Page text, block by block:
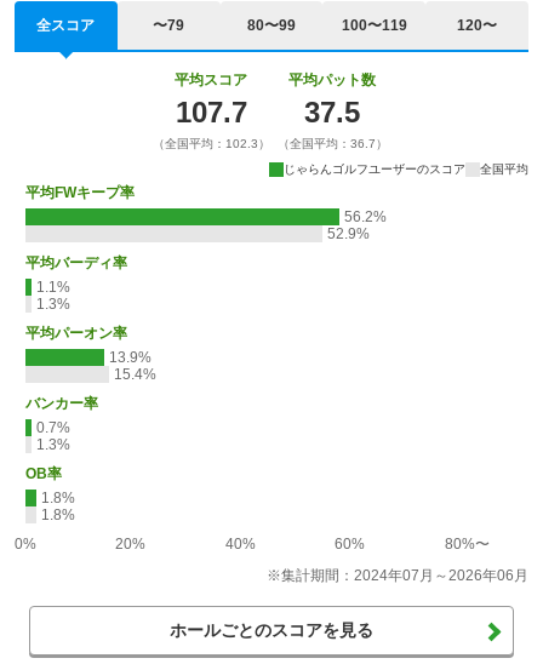
全スコア 〜79 80〜99 100〜119 120〜
平均スコア
107.7
（全国平均：102.3）
平均パット数
37.5
（全国平均：36.7）
じゃらんゴルフユーザーのスコア
全国平均
平均FWキープ率
56.2%
52.9%
平均バーディ率
1.1%
1.3%
平均パーオン率
13.9%
15.4%
バンカー率
0.7%
1.3%
OB率
1.8%
1.8%
0%
20% 40% 60%
80%〜
※集計期間：2024年07月～2026年06月
ホールごとのスコアを見る